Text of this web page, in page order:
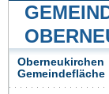
Oberneukirchen
Gemeindefläche